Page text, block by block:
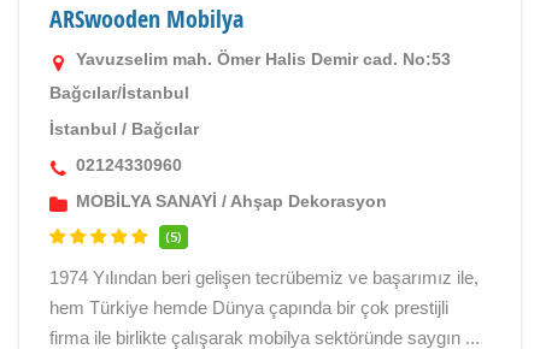
ARSwooden Mobilya
Yavuzselim mah. Ömer Halis Demir cad. No:53
Bağcılar/İstanbul
İstanbul / Bağcılar
02124330960
MOBİLYA SANAYİ / Ahşap Dekorasyon
(5)
1974 Yılından beri gelişen tecrübemiz ve başarımız ile,
hem Türkiye hemde Dünya çapında bir çok prestijli
firma ile birlikte çalışarak mobilya sektöründe saygın ...